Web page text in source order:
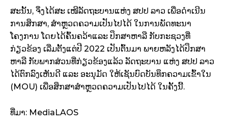
ສະນັ້ນ, ຈຶ່ງໄດ້ສະ ເໜີລັດຖະບານແຫ່ງ ສປປ ລາວ ເພື່ອດໍາເນີນ
ການສຶກສາ, ສໍາຫຼວດຄວາມເປັນໄປໄດ້ ໃນການພັດທະນາ
ໂຄງການ ໂດຍໄດ້ຄົ້ນຄວ້າແລະ ປຶກສາຫາລື ກັບກະຊວງທີ່
ກ່ຽວຂ້ອງ ເລີ່ມຕັ້ງແຕ່ປີ 2022 ເປັນຕົ້ນມາ ພາຍຫລັງໄດ້ປຶກສາ
ຫາລື ກັບພາກສ່ວນທີ່ກ່ຽວຂ້ອງແລ້ວ ລັດຖະບານ ແຫ່ງ ສປປ ລາວ
ໄດ້ຕົກລົງເຫັນດີ ແລະ ອະນຸມັດ ໃຫ້ເຊັນບົດບັນທຶກຄວາມເຂົ້າໃນ
(MOU) ເພື່ອສຶກສາສໍາຫຼວດຄວາມເປັນໄປໄດ້ ໃນຄັ້ງນີ້.
ທີ່ມາ: MediaLAOS